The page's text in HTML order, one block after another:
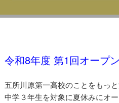
オープンスク
令和8年度 第1回オープ
五所川原第一高校のことをもっ
中学３年生を対象に夏休みにオ